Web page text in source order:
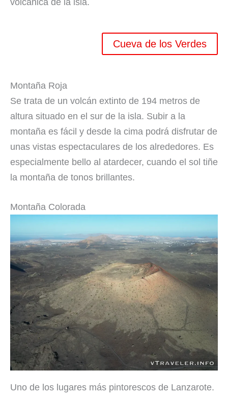
Cueva de los Verdes
Montaña Roja
Se trata de un volcán extinto de 194 metros de
altura situado en el sur de la isla. Subir a la
montaña es fácil y desde la cima podrá disfrutar de
unas vistas espectaculares de los alrededores. Es
especialmente bello al atardecer, cuando el sol tiñe
la montaña de tonos brillantes.
Montaña Colorada
Uno de los lugares más pintorescos de Lanzarote.